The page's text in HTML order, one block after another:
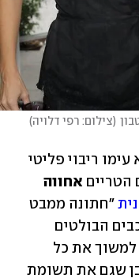
(צילום: רפי דלויה)
הטריים